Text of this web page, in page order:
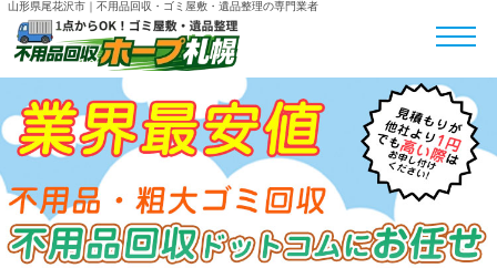
山形県尾花沢市｜不用品回収・ゴミ屋敷・遺品整理の専門業者